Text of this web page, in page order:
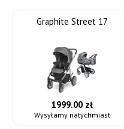
Graphite Street 17
1999.00 zł
Wysyłamy natychmiast